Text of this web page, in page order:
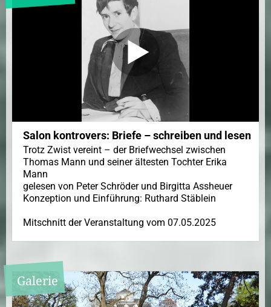
Salon kontrovers: Briefe – schreiben und lesen
Trotz Zwist vereint – der Briefwechsel zwischen
Thomas Mann und seiner ältesten Tochter Erika
Mann
gelesen von Peter Schröder und Birgitta Assheuer
Konzeption und Einführung: Ruthard Stäblein
Mitschnitt der Veranstaltung vom 07.05.2025
Galerie